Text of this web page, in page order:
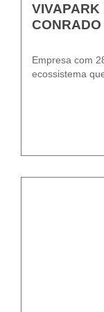
VIVAPARK
Empresa com
ecossistema